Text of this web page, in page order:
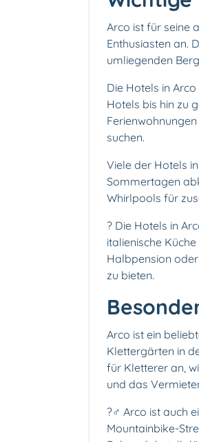
Arco ist für seine
Enthusiasten an.
umliegenden
Die Hotels in
Hotels bis hin zu
suchen.
Viele der Hotels
Sommertagen
Whirlpools für
?️ Die Hotels in
italienische
Halbpension
zu bieten.
Arco ist ein
Klettergärten in
für Kletterer an,
und das
?‍♂️ Arco ist auch
Mountainbike-